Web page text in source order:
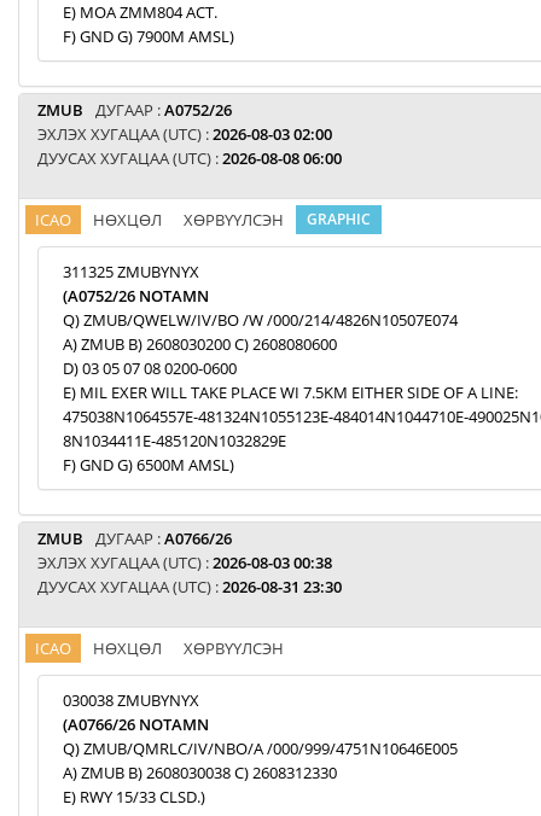
E) MOA ZMM804 ACT.
F) GND G) 7900M AMSL)
ZMUB ДУГААР :A0752/26
ЭХЛЭХ ХУГАЦАА (UTC) :2026-08-03 02:00
ДУУСАХ ХУГАЦАА (UTC) :2026-08-08 06:00
ICAO НӨХЦӨЛ ХӨРВҮҮЛСЭН GRAPHIC
311325 ZMUBYNYX
(A0752/26 NOTAMN
Q) ZMUB/QWELW/IV/BO /W /000/214/4826N10507E074
A) ZMUB B) 2608030200 C) 2608080600
D) 03 05 07 08 0200-0600
E) MIL EXER WILL TAKE PLACE WI 7.5KM EITHER SIDE OF A LINE:
475038N1064557E-481324N1055123E-484014N1044710E-
8N1034411E-485120N1032829E
F) GND G) 6500M AMSL)
ZMUB ДУГААР :A0766/26
ЭХЛЭХ ХУГАЦАА (UTC) :2026-08-03 00:38
ДУУСАХ ХУГАЦАА (UTC) :2026-08-31 23:30
ICAO НӨХЦӨЛ ХӨРВҮҮЛСЭН
030038 ZMUBYNYX
(A0766/26 NOTAMN
Q) ZMUB/QMRLC/IV/NBO/A /000/999/4751N10646E005
A) ZMUB B) 2608030038 C) 2608312330
E) RWY 15/33 CLSD.)